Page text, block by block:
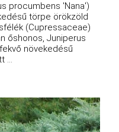
procumbens 'Nana')
törpe örökzöld
(Cupressaceae)
őshonos, Juniperus
növekedésű
...